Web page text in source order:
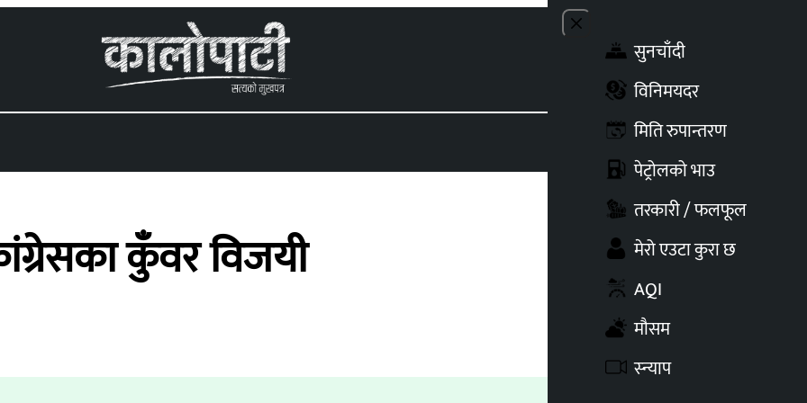
Close menu
सुनचाँदी
विनिमयदर
मिति रुपान्तरण
पेट्रोलको भाउ
तरकारी / फलफूल
मेरो एउटा कुरा छ
AQI
मौसम
स्न्याप
कुँवर विजयी